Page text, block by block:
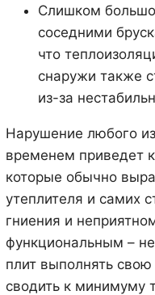
Слишком
соседними
что
снаружи также
из-за
Нарушение любого
временем приведет
которые обычно
утеплителя и самих
гниения и
функциональным –
плит выполнять
сводить к минимуму